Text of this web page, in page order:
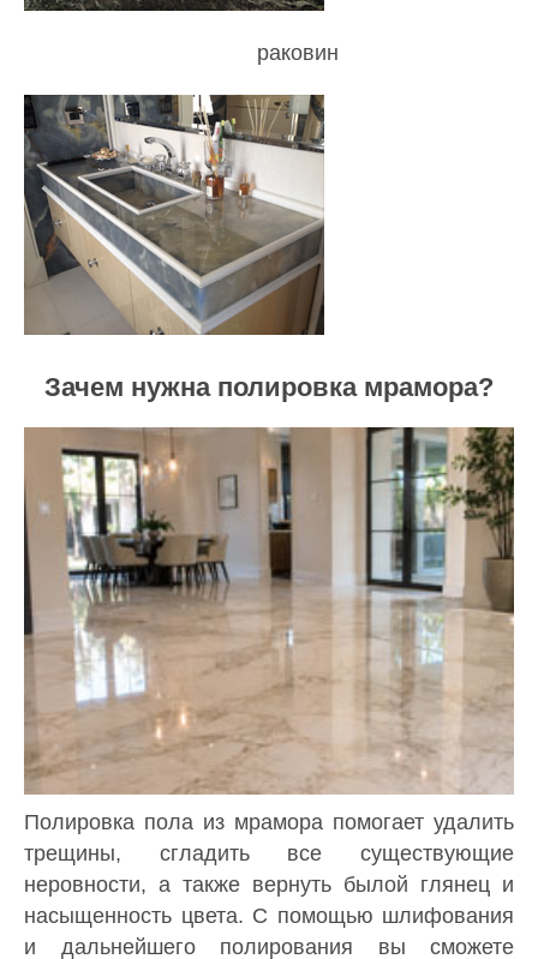
раковин
Зачем нужна полировка мрамора?
Полировка пола из мрамора помогает удалить
трещины, сгладить все существующие
неровности, а также вернуть былой глянец и
насыщенность цвета. С помощью шлифования
и дальнейшего полирования вы сможете